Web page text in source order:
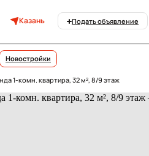
Казань Подать объявление
Новостройки
1-комн. квартира, 32 м², 8/9 этаж